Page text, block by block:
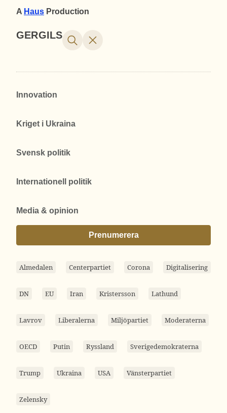
A Haus Production
GERGILS
Innovation
Kriget i Ukraina
Svensk politik
Internationell politik
Media & opinion
Prenumerera
Almedalen Centerpartiet Corona Digitalisering
DN EU Iran Kristersson Lathund
Lavrov Liberalerna Miljöpartiet Moderaterna
OECD Putin Ryssland Sverigedemokraterna
Trump Ukraina USA Vänsterpartiet
Zelensky